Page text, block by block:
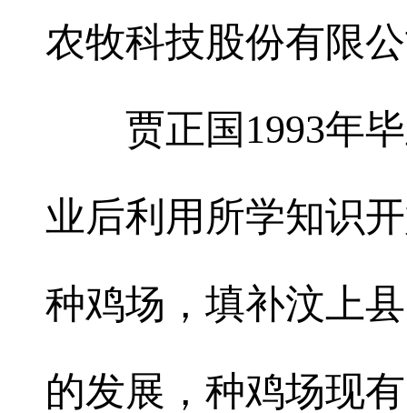
农牧科技股份有限
贾正国1993年毕
业后利用所学知识
种鸡场，填补汶上
的发展，种鸡场现